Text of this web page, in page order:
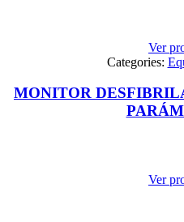
Ver
Categories:
MONITOR
Ver